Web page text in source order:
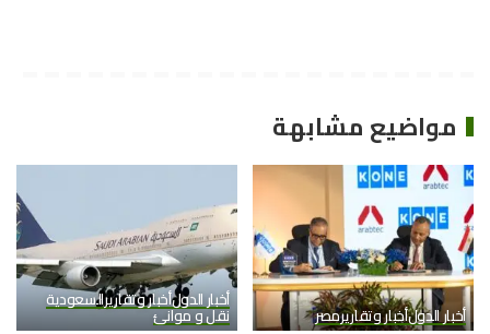
مواضيع مشابهة
أخبار الدولأخبار وتقاريرمصر
أخبار الدولأخبار وتقاريرالسعودية
نقل و موانئ